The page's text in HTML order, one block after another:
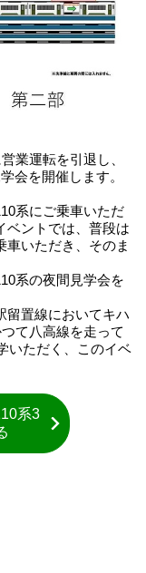
業運転を引退し、
会を開催します。
系にご乗車いただ
ベントでは、普段は
車いただき、そのま
系の夜間見学会を
留置線においてキハ
て八高線を走って
いただく、このイベ
系3